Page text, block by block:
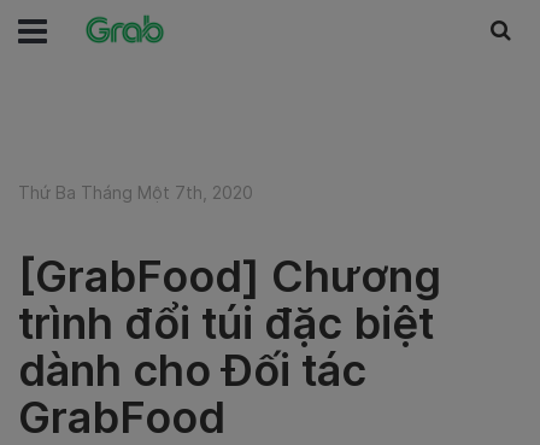
Thứ Ba Tháng Một 7th, 2020
[GrabFood] Chương
trình đổi túi đặc biệt
dành cho Đối tác
GrabFood